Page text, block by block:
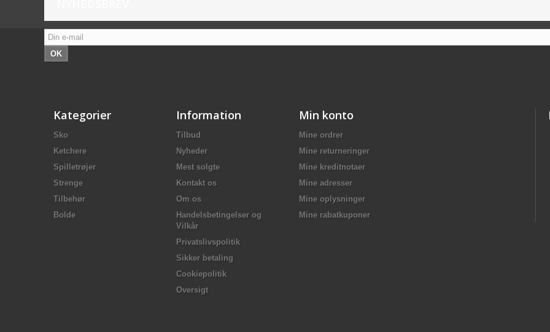
OK
Kategorier
Sko
Ketchere
Spilletrøjer
Strenge
Tilbehør
Bolde
Information
Tilbud
Nyheder
Mest solgte
Kontakt os
Om os
Handelsbetingelser og
Vilkår
Privatslivspolitik
Sikker betaling
Cookiepolitik
Oversigt
Min konto
Mine ordrer
Mine returneringer
Mine kreditnotaer
Mine adresser
Mine oplysninger
Mine rabatkuponer